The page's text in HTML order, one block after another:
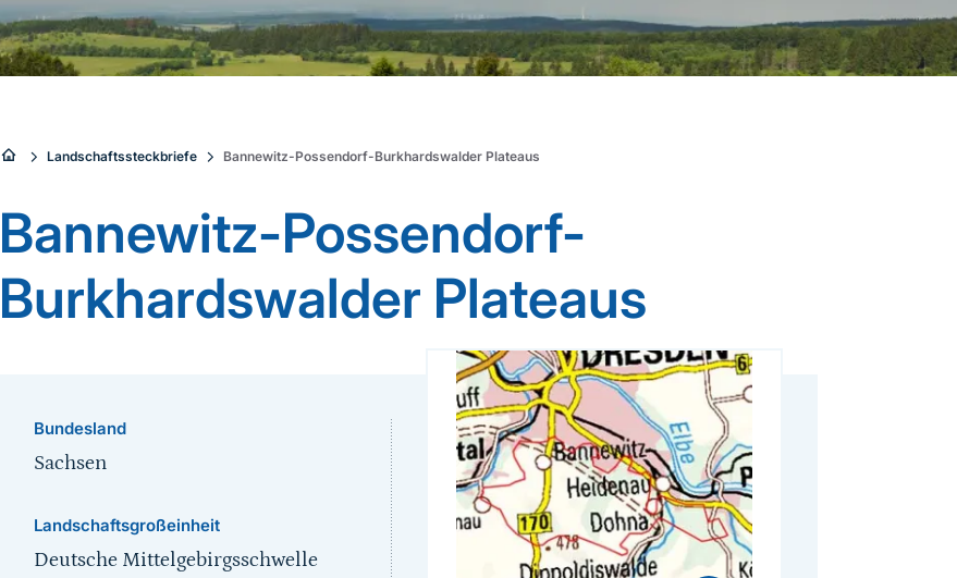
Sie
sind
hier:
Landschaftssteckbriefe Bannewitz-Possendorf-Burkhardswalder Plateaus
Bannewitz-Possendorf-
Burkhardswalder Plateaus
Bundesland
Sachsen
Landschaftsgroßeinheit
Deutsche Mittelgebirgsschwelle